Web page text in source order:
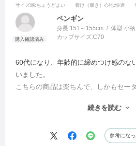
サイズ感:ちょうどよい 着け（履き）心地:快適
ペンギン
身長:151～155cm 体型:小柄
カップサイズ:C70
60代になり、年齢的に締めつけ感のな
いました。
こちらの商品は楽ちんで、しかもセー
手放せなくなりました。なかなかの優
続きを読む
参考にな